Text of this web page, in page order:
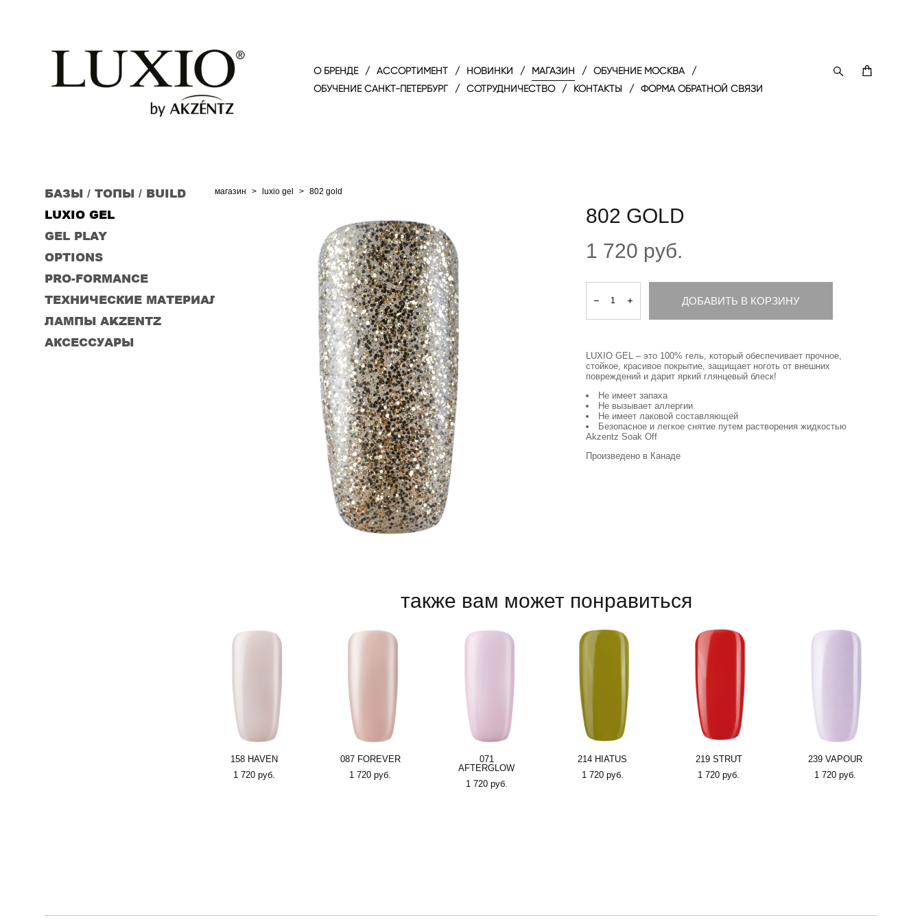
O БРЕНДЕ / АССОРТИМЕНТ / НОВИНКИ / МАГАЗИН / ОБУЧЕНИЕ МОСКВА
/
ОБУЧЕНИЕ САНКТ-ПЕТЕРБУРГ
/ СОТРУДНИЧЕСТВО / КОНТАКТЫ / ФОРМА ОБРАТНОЙ СВЯЗИ
БАЗЫ / ТОПЫ / BUILD
LUXIO GEL
GEL PLAY
OPTIONS
PRO-FORMANCE
ТЕХНИЧЕСКИЕ МАТЕРИАЛЫ
ЛАМПЫ AKZENTZ
АКСЕССУАРЫ
магазин > luxio gel > 802 gold
802 GOLD
1 720 pуб.
ДОБАВИТЬ В КОРЗИНУ
LUXIO GEL – это 100% гель, который обеспечивает прочное,
стойкое, красивое покрытие, защищает ноготь от внешних
повреждений и дарит яркий глянцевый блеск!
Не имеет запаха
Не вызывает аллергии
Не имеет лаковой составляющей
Безопасное и легкое снятие путем растворения жидкостью
Akzentz Soak Off
Произведено в Канаде
также вам может понравиться
158 HAVEN
1 720 pуб.
087 FOREVER
1 720 pуб.
071
AFTERGLOW
1 720 pуб.
214 HIATUS
1 720 pуб.
219 STRUT
1 720 pуб.
239 VAPOUR
1 720 pуб.